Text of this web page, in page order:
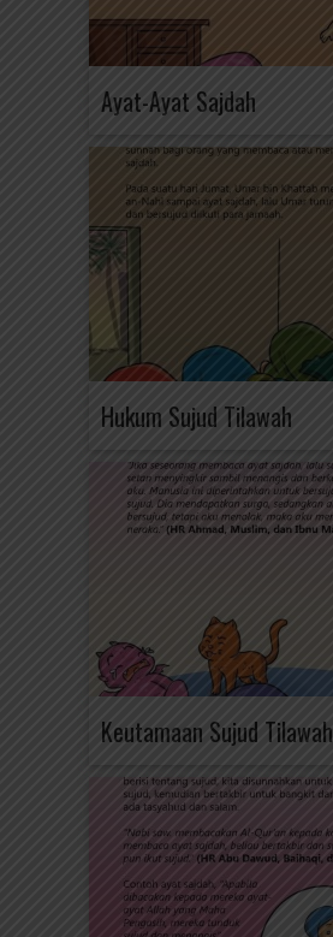
Ayat-Ayat Sajdah
Hukum Sujud Tilawah
Keutamaan Sujud Tilawah